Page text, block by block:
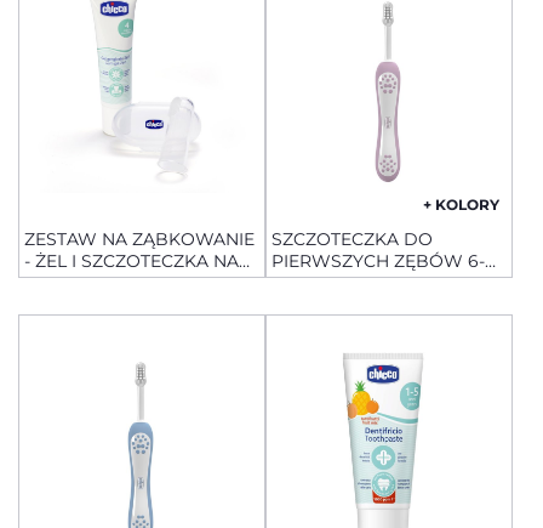
ZESTAW NA ZĄBKOWANIE
- ŻEL I SZCZOTECZKA NA
PALEC
+ KOLORY
SZCZOTECZKA DO
PIERWSZYCH ZĘBÓW 6-
36M